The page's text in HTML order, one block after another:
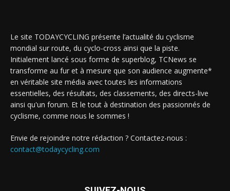
Le site TODAYCYCLING présente l’actualité du cyclisme
mondial sur route, du cyclo-cross ainsi que la piste.
Initialement lancé sous forme de superblog, TCNews se
transforme au fur et à mesure que son audience augmente*
en véritable site média avec toutes les informations
essentielles, des résultats, des classements, des directs-live
ainsi qu'un forum. Et le tout à destination des passionnés de
cyclisme, comme nous le sommes !
Envie de rejoindre notre rédaction ? Contactez-nous :
contact@todaycycling.com